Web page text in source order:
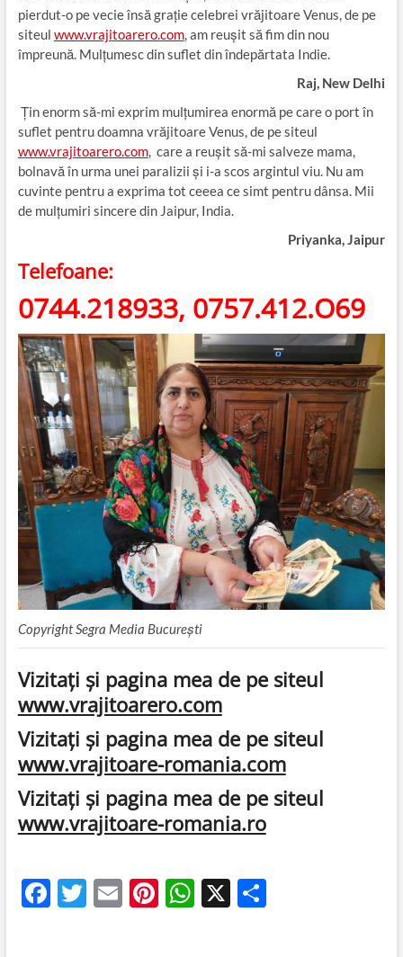
pierdut-o pe vecie însă graţie celebrei vrăjitoare Venus, de pe
siteul www.vrajitoarero.com, am reuşit să fim din nou
împreună. Mulţumesc din suflet din îndepărtata Indie.
Raj, New Delhi
Ţin enorm să-mi exprim mulţumirea enormă pe care o port în
suflet pentru doamna vrăjitoare Venus, de pe siteul
www.vrajitoarero.com, care a reuşit să-mi salveze mama,
bolnavă în urma unei paralizii și i-a scos argintul viu. Nu am
cuvinte pentru a exprima tot ceeea ce simt pentru dânsa. Mii
de mulţumiri sincere din Jaipur, India.
Priyanka, Jaipur
Telefoane:
0744.218933, 0757.412.O69
Copyright Segra Media București
Vizitaţi şi pagina mea de pe siteul
www.vrajitoarero.com
Vizitaţi şi pagina mea de pe siteul
www.vrajitoare-romania.com
Vizitaţi şi pagina mea de pe siteul
www.vrajitoare-romania.ro
F T E Pi WX P